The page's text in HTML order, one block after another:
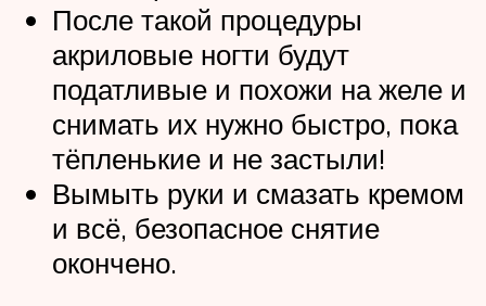
После такой процедуры
акриловые ногти будут
податливые и похожи на желе и
снимать их нужно быстро, пока
тёпленькие и не застыли!
Вымыть руки и смазать кремом
и всё, безопасное снятие
окончено.